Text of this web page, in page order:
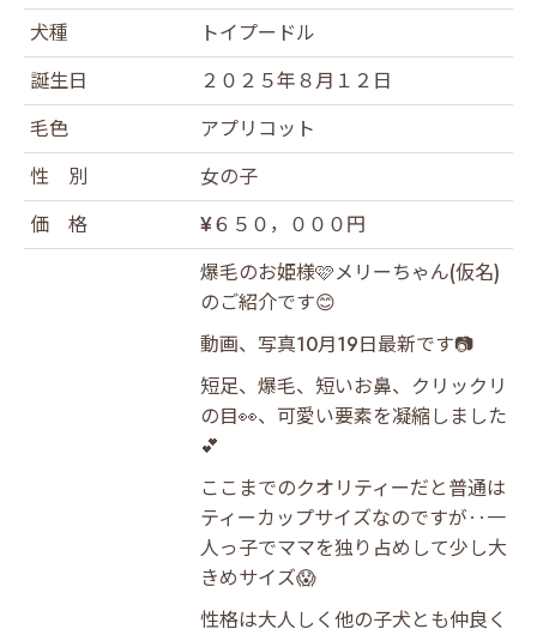
犬種
トイプードル
誕生日
２０２５年８月１２日
毛色
アプリコット
性 別
女の子
価 格
¥６５０，０００円
爆毛のお姫様🩷メリーちゃん(仮名)
のご紹介です😊
動画、写真10月19日最新です📷
短足、爆毛、短いお鼻、クリックリ
の目👀、可愛い要素を凝縮しました
💕
ここまでのクオリティーだと普通は
ティーカップサイズなのですが‥一
人っ子でママを独り占めして少し大
きめサイズ😱
性格は大人しく他の子犬とも仲良く